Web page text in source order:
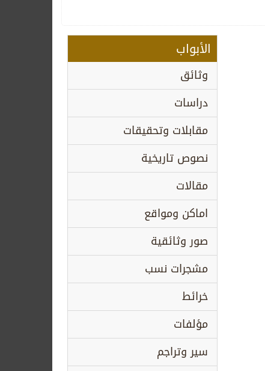
الأبواب
وثائق
دراسات
مقابلات وتحقيقات
نصوص تاريخية
مقالات
اماكن ومواقع
صور وثائقية
مشجرات نسب
خرائط
مؤلفات
سير وتراجم